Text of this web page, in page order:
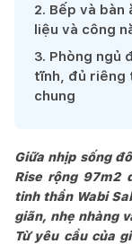
2. Bếp và
liệu và công
3. Phòng ngủ
tĩnh, đủ riêng
chung
Giữa nhịp sống
Rise rộng 97m2
tinh thần Wabi
giãn, nhẹ nhàng
Từ yêu cầu của